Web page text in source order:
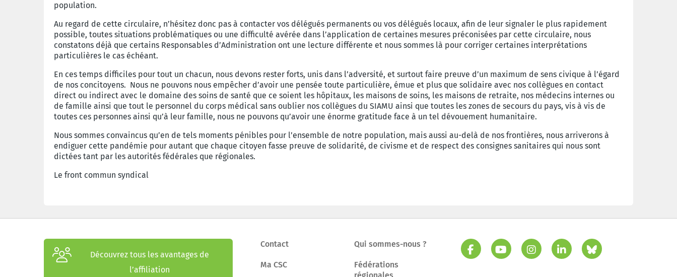
population.
Au regard de cette circulaire, n’hésitez donc pas à contacter vos délégués permanents ou vos délégués locaux, afin de leur signaler le plus rapidement
possible, toutes situations problématiques ou une difficulté avérée dans l’application de certaines mesures préconisées par cette circulaire, nous
constatons déjà que certains Responsables d’Administration ont une lecture différente et nous sommes là pour corriger certaines interprétations
particulières le cas échéant.
En ces temps difficiles pour tout un chacun, nous devons rester forts, unis dans l’adversité, et surtout faire preuve d’un maximum de sens civique à l’égard
de nos concitoyens. Nous ne pouvons nous empêcher d’avoir une pensée toute particulière, émue et plus que solidaire avec nos collègues en contact
direct ou indirect avec le domaine des soins de santé que ce soient les hôpitaux, les maisons de soins, les maisons de retraite, nos médecins internes ou
de famille ainsi que tout le personnel du corps médical sans oublier nos collègues du SIAMU ainsi que toutes les zones de secours du pays, vis à vis de
toutes ces personnes ainsi qu’à leur famille, nous ne pouvons qu’avoir une énorme gratitude face à un tel dévouement humanitaire.
Nous sommes convaincus qu’en de tels moments pénibles pour l’ensemble de notre population, mais aussi au-delà de nos frontières, nous arriverons à
endiguer cette pandémie pour autant que chaque citoyen fasse preuve de solidarité, de civisme et de respect des consignes sanitaires qui nous sont
dictées tant par les autorités fédérales que régionales.
Le front commun syndical
Découvrez tous les avantages de
l’affiliation
Contact
Ma CSC
Qui sommes-nous ?
Fédérations